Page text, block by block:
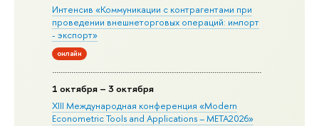
Интенсив «Коммуникации с контрагентами при
проведении внешнеторговых операций: импорт
- экспорт»
онлайн
1 октября – 3 октября
XIII Международная конференция «Modern
Econometric Tools and Applications – META2026»